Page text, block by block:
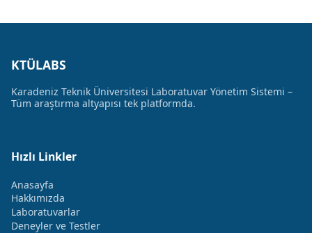
KTÜLABS
Karadeniz Teknik Üniversitesi Laboratuvar Yönetim Sistemi –
Tüm araştırma altyapısı tek platformda.
Hızlı Linkler
Anasayfa
Hakkımızda
Laboratuvarlar
Deneyler ve Testler